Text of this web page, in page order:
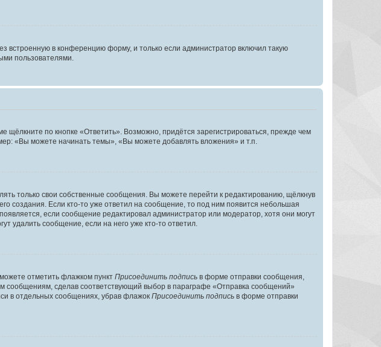
встроенную в конференцию форму, и только если администратор включил такую
пользователями.
по кнопке «Ответить». Возможно, придётся зарегистрироваться, прежде чем
«Вы можете начинать темы», «Вы можете добавлять вложения» и т.п.
только свои собственные сообщения. Вы можете перейти к редактированию, щёлкнув
создания. Если кто-то уже ответил на сообщение, то под ним появится небольшая
если сообщение редактировал администратор или модератор, хотя они могут
удалить сообщение, если на него уже кто-то ответил.
отметить флажком пункт Присоединить подпись в форме отправки сообщения,
сообщениям, сделав соответствующий выбор в параграфе «Отправка сообщений»
в отдельных сообщениях, убрав флажок Присоединить подпись в форме отправки